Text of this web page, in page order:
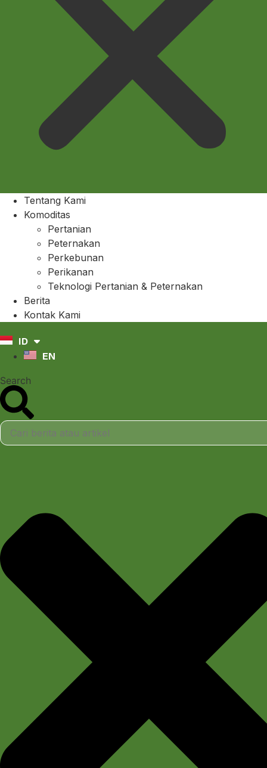
Tentang Kami
Komoditas
Pertanian
Peternakan
Perkebunan
Perikanan
Teknologi Pertanian & Peternakan
Berita
Kontak Kami
ID
EN
Search